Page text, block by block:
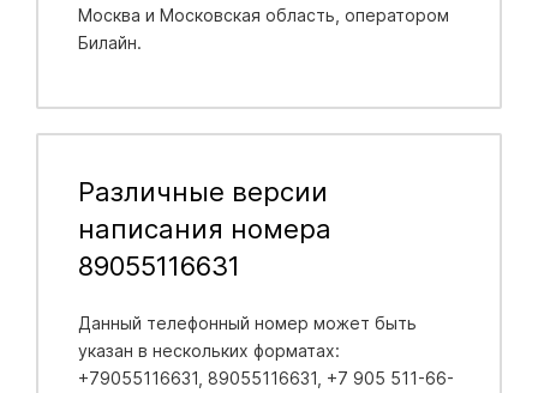
Москва и Московская область , оператором
Билайн.
Различные версии
написания номера
89055116631
Данный телефонный номер может быть
указан в нескольких форматах:
+79055116631, 89055116631, +7 905 511-66-